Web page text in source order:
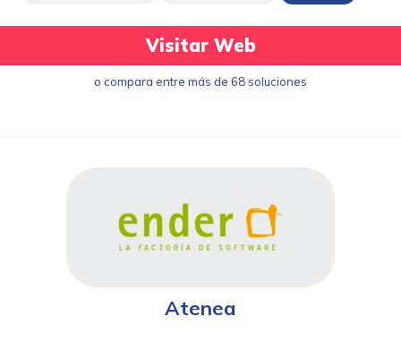
Visitar Web
o compara entre más de 68 soluciones
Atenea